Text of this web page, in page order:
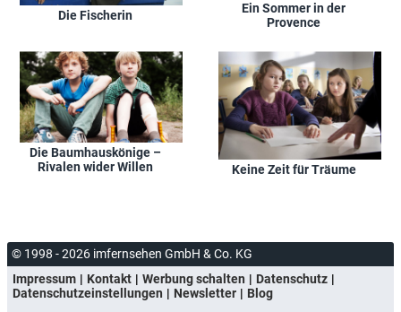
Die Fischerin
Ein Sommer in der
Provence
Die Baumhauskönige –
Rivalen wider Willen
Keine Zeit für Träume
© 1998 - 2026 imfernsehen GmbH & Co. KG
Impressum
Kontakt Werbung schalten
Datenschutz
Datenschutzeinstellungen
Newsletter
Blog